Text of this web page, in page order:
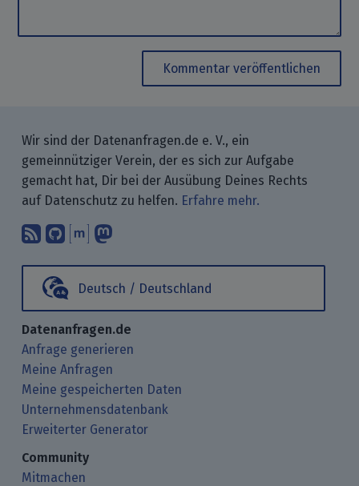
Kommentar veröffentlichen
Wir sind der Datenanfragen.de e. V., ein
gemeinnütziger Verein, der es sich zur Aufgabe
gemacht hat, Dir bei der Ausübung Deines Rechts
auf Datenschutz zu helfen. Erfahre mehr.
Abonniere unsere Blogbeiträge mit
Finde uns bei GitHub.
Unterhalte Dich mit uns über
Deutsch / Deutschland
Datenanfragen.de
Anfrage generieren
Meine Anfragen
Meine gespeicherten Daten
Unternehmensdatenbank
Erweiterter Generator
Community
Mitmachen